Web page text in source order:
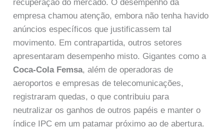
recuperação do mercado. O desempenho da
empresa chamou atenção, embora não tenha havido
anúncios específicos que justificassem tal
movimento. Em contrapartida, outros setores
apresentaram desempenho misto. Gigantes como a
Coca-Cola Femsa, além de operadoras de
aeroportos e empresas de telecomunicações,
registraram quedas, o que contribuiu para
neutralizar os ganhos de outros papéis e manter o
índice IPC em um patamar próximo ao de abertura.